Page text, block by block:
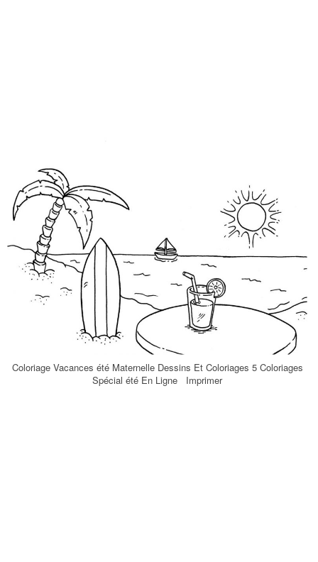
Coloriage Vacances été Maternelle Dessins Et Coloriages 5 Coloriages
Spécial été En Ligne Imprimer